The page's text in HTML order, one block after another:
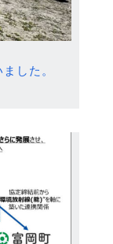
した。